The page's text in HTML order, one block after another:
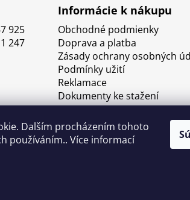
Dalším procházením tohoto
používáním.. Více informací
925
247
Informácie k nákupu
Obchodné podmienky
Doprava a platba
Zásady ochrany osobných
Podmínky užití
Reklamace
Dokumenty ke stažení